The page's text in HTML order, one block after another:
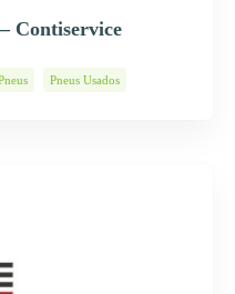
Contiservice
Pneus Usados